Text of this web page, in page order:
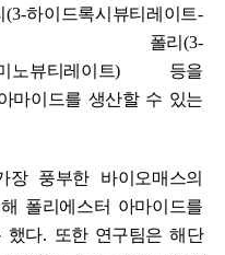
(3-하이드록시뷰티레이트-
폴리 (3-
노뷰티레이트) 등을
마이드를 생산할 수 있는
풍부한 바이오매스의
폴리에스터 아마이드를
했다. 또한 연구팀은 해단